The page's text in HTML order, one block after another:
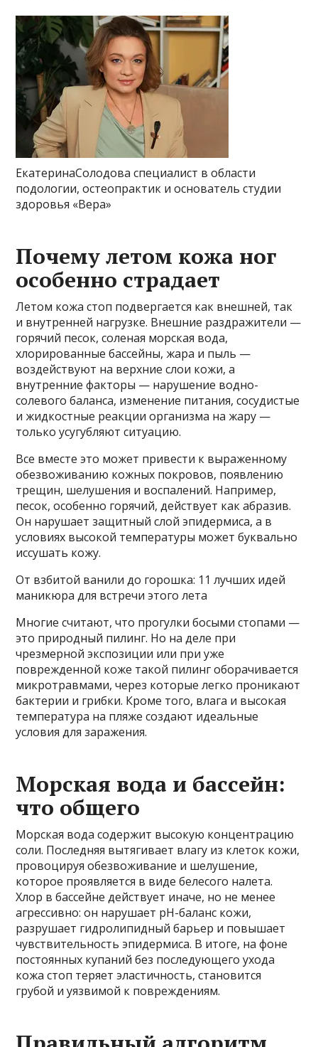
ЕкатеринаСолодова специалист в области
подологии, остеопрактик и основатель студии
здоровья «Вера»
Почему летом кожа ног
особенно страдает
Летом кожа стоп подвергается как внешней, так
и внутренней нагрузке. Внешние раздражители —
горячий песок, соленая морская вода,
хлорированные бассейны, жара и пыль —
воздействуют на верхние слои кожи, а
внутренние факторы — нарушение водно-
солевого баланса, изменение питания, сосудистые
и жидкостные реакции организма на жару —
только усугубляют ситуацию.
Все вместе это может привести к выраженному
обезвоживанию кожных покровов, появлению
трещин, шелушения и воспалений. Например,
песок, особенно горячий, действует как абразив.
Он нарушает защитный слой эпидермиса, а в
условиях высокой температуры может буквально
иссушать кожу.
От взбитой ванили до горошка: 11 лучших идей
маникюра для встречи этого лета
Многие считают, что прогулки босыми стопами —
это природный пилинг. Но на деле при
чрезмерной экспозиции или при уже
поврежденной коже такой пилинг оборачивается
микротравмами, через которые легко проникают
бактерии и грибки. Кроме того, влага и высокая
температура на пляже создают идеальные
условия для заражения.
Морская вода и бассейн:
что общего
Морская вода содержит высокую концентрацию
соли. Последняя вытягивает влагу из клеток кожи,
провоцируя обезвоживание и шелушение,
которое проявляется в виде белесого налета.
Хлор в бассейне действует иначе, но не менее
агрессивно: он нарушает pH-баланс кожи,
разрушает гидролипидный барьер и повышает
чувствительность эпидермиса. В итоге, на фоне
постоянных купаний без последующего ухода
кожа стоп теряет эластичность, становится
грубой и уязвимой к повреждениям.